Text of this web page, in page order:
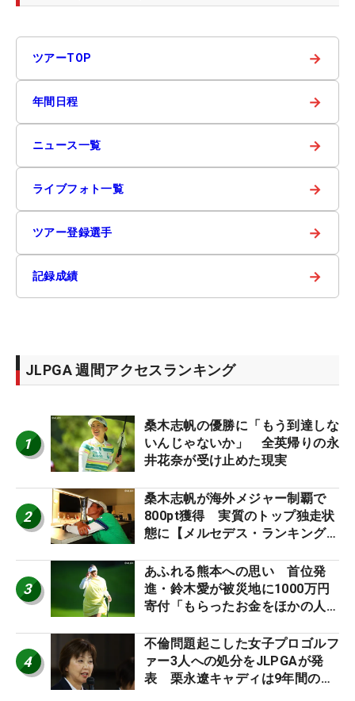
ツアーTOP →
年間日程 →
ニュース一覧 →
ライブフォト一覧 →
ツアー登録選手 →
記録成績 →
JLPGA 週間アクセスランキング
1
桑木志帆の優勝に「もう到達しな
いんじゃないか」 全英帰りの永
井花奈が受け止めた現実
2
桑木志帆が海外メジャー制覇で
800pt獲得 実質のトップ独走状
態に【メルセデス・ランキング番
3
あふれる熊本への思い 首位発
進・鈴木愛が被災地に1000万円
寄付「もらったお金をほかの人
4
不倫問題起こした女子プロゴルフ
ァー3人への処分をJLPGAが発
表 栗永遼キャディは9年間の立